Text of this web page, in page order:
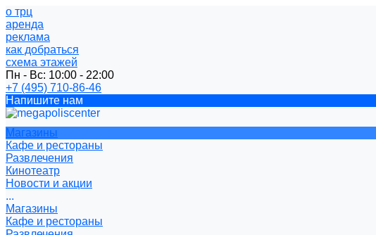
о трц
аренда
реклама
как добраться
схема этажей
Пн - Вс: 10:00 - 22:00
+7 (495) 710-86-46
Напишите нам
Магазины
Кафе и рестораны
Развлечения
Кинотеатр
Новости и акции
...
Магазины
Кафе и рестораны